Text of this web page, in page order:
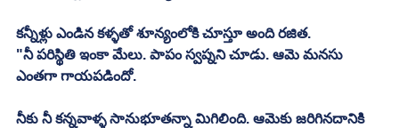
కన్నీళ్లు ఎండిన కళ్ళతో శూన్యంలోకి చూస్తూ అంది రజిత.
"నీ పరిస్థితి ఇంకా మేలు. పాపం స్వప్నని చూడు. ఆమె మనసు
ఎంతగా గాయపడిందో.
నీకు నీ కన్నవాళ్ళ సానుభూతన్నా మిగిలింది. ఆమెకు జరిగినదానికి